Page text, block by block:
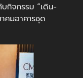
กิจกรรม “เดิน-
คมอาคารชุด